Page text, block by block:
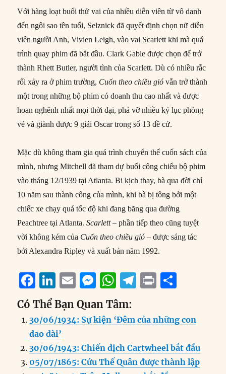
Với hàng loạt buổi thử vai của nhiều diễn viên từ vô danh
đến ngôi sao tên tuổi, Selznick đã quyết định chọn nữ diễn
viên người Anh, Vivien Leigh, vào vai Scarlett khi mà quá
trình quay phim đã bắt đầu. Clark Gable được chọn để trở
thành Rhett Butler, người tình của Scarlett. Dù có nhiều rắc
rối xảy ra ở phim trường, Cuốn theo chiều gió vẫn trở thành
một trong những bộ phim có doanh thu cao nhất và được
hoan nghênh nhất mọi thời đại, phá vỡ nhiều kỷ lục phòng
vé và giành được 9 giải Oscar trong số 13 đề cử.
Mặc dù không tham gia quá trình chuyển thể cuốn sách của
mình, nhưng Mitchell đã tham dự buổi công chiếu bộ phim
vào tháng 12/1939 tại Atlanta. Bi kịch thay, bà qua đời chỉ
10 năm sau thành công của mình, khi bà bị tông bởi một
chiếc xe chạy quá tốc độ khi đang băng qua đường
Peachtree tại Atlanta.Scarlett– phần tiếp theo cũng tuyệt
vời không kém của Cuốn theo chiều gió– được sáng tác
bởi Alexandra Ripley và xuất bản năm 1992.
F
a
c
e
b
o
Li
n
k
e
d
I
E
m
ai
l
M
e
ss
e
n
g
W
h
at
s
A
p
T
e
g
r
a
P
n
t
a
re
Có Thể Bạn Quan Tâm:
30/06/1934: Sự kiện ‘Đêm của những con
dao dài’
30/06/1943: Chiến dịch Cartwheel bắt đầu
05/07/1865: Cứu Thế Quân được thành lập